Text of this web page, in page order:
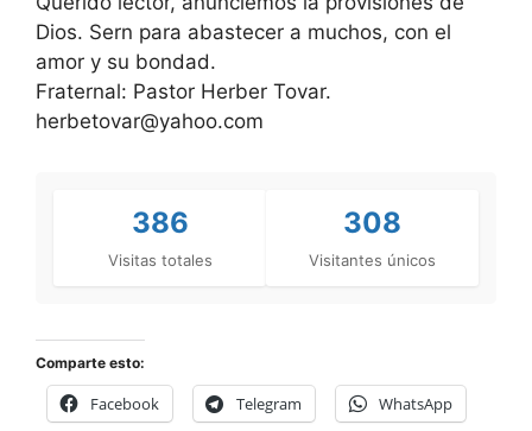
Dios. Sern para abastecer a muchos, con el
amor y su bondad.
Fraternal: Pastor Herber Tovar.
herbetovar@yahoo.com
386
Visitas totales
308
Visitantes únicos
Comparte esto:
Facebook Telegram WhatsApp